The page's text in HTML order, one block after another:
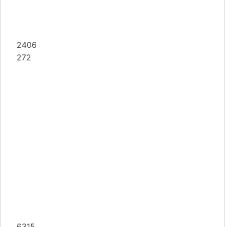
2406
272